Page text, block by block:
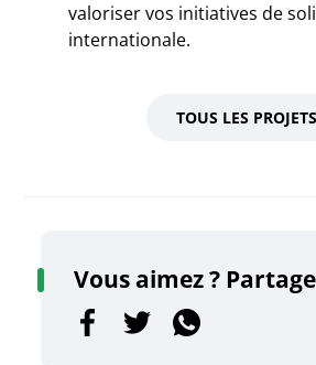
valoriser vos initiatives de
internationale.
TOUS LES PROJETS
Vous aimez ?